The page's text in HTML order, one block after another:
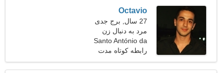
Octavio
27 سال, برج جدی
مرد به دنبال زن
Santo António da
Charneca، پرتغال
رابطه کوتاه مدت